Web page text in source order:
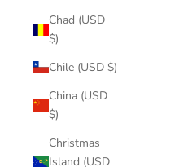
Chad (USD
$)
Chile (USD $)
China (USD
$)
Christmas
Island (USD